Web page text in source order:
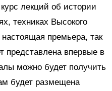
лекций об истории
техниках Высокого
премьера, так
представлена впервые в
можно будет получить
будет размещена